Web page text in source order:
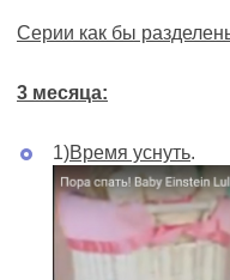
Серии как бы
3 месяца:
1)Время уснуть.